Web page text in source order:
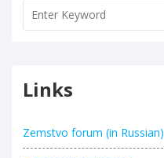
Links
Zemstvo forum (in Russian)